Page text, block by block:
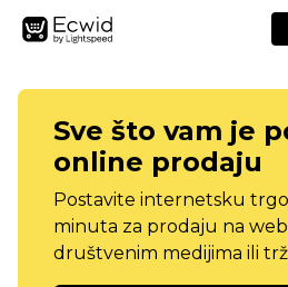
Sve što vam je
online prodaju
Postavite internetsku
minuta za prodaju na web
društvenim medijima ili